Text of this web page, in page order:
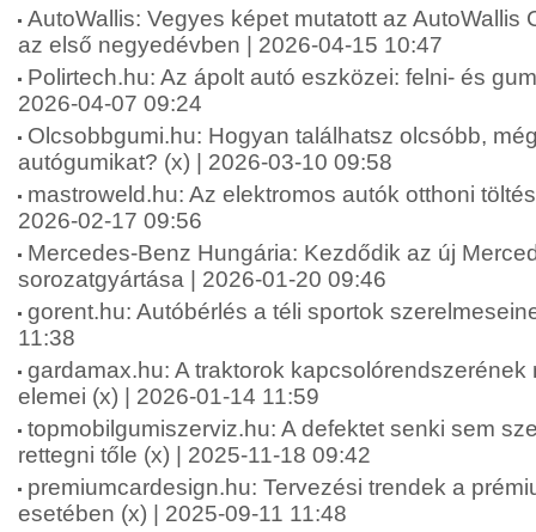
AutoWallis: Vegyes képet mutatott az AutoWallis
az első negyedévben | 2026-04-15 10:47
Polirtech.hu: Az ápolt autó eszközei: felni- és
2026-04-07 09:24
Olcsobbgumi.hu: Hogyan találhatsz olcsóbb,
autógumikat? (x) | 2026-03-10 09:58
mastroweld.hu: Az elektromos autók otthoni
2026-02-17 09:56
Mercedes-Benz Hungária: Kezdődik az új
sorozatgyártása | 2026-01-20 09:46
gorent.hu: Autóbérlés a téli sportok
11:38
gardamax.hu: A traktorok kapcsolórendszerének
elemei (x) | 2026-01-14 11:59
topmobilgumiszerviz.hu: A defektet senki sem
rettegni tőle (x) | 2025-11-18 09:42
premiumcardesign.hu: Tervezési trendek a
esetében (x) | 2025-09-11 11:48